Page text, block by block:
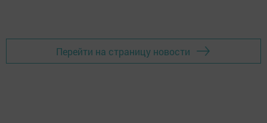
Перейти на страницу новости